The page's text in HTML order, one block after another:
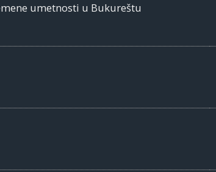
umetnosti u Bukureštu